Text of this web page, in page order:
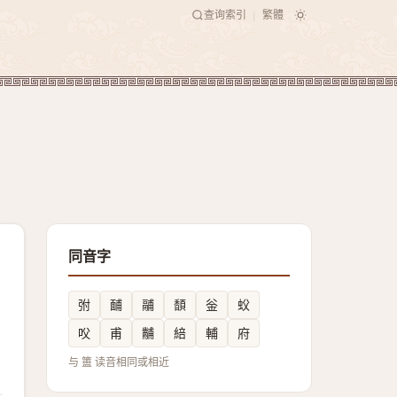
查询索引 繁體
同音字
弣 䩉 鬴 䫝 釡
蚥
㕮
甫 黼 䋨 輔 府
与 簠 读音相同或相近